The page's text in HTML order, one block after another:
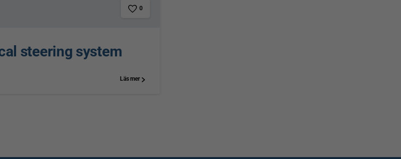
0
steering system
Läs mer